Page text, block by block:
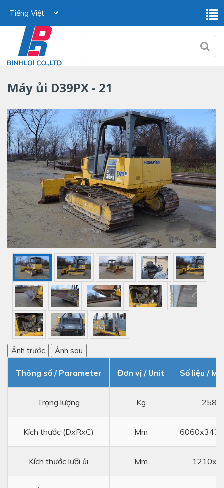
Máy ủi D39PX - 21
Ảnh trước Ảnh sau
Thông số / Parameter Đơn vị / Unit Số liệu /
Trọng lượng Kg
Kích thước (DxRxC) Mm
Kích thước lưỡi ủi Mm